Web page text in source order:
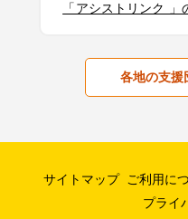
「アシストリンク 」
各地の支援
サイトマップ ご利用に
プライ